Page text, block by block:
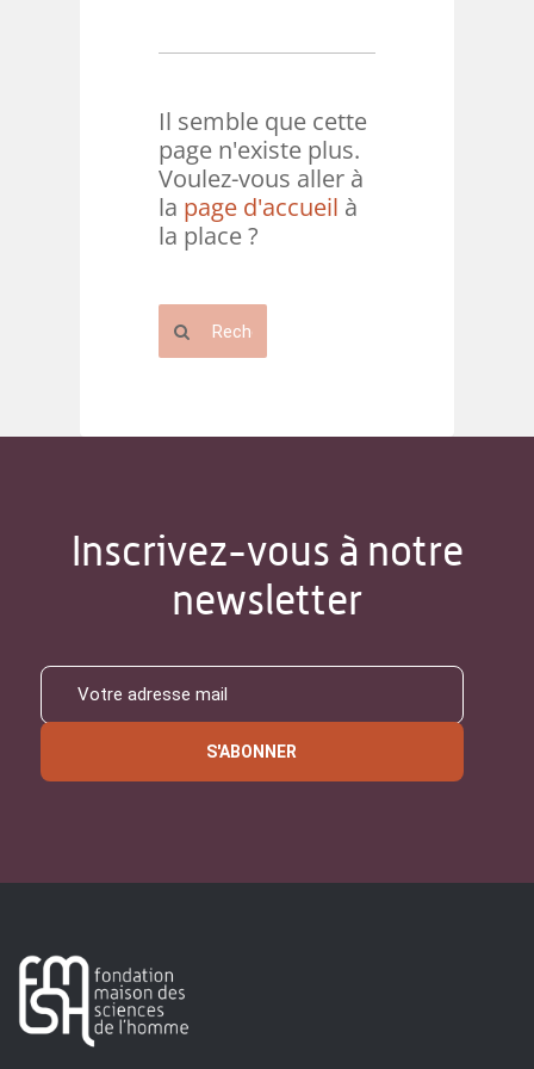
Il semble que cette
page n'existe plus.
Voulez-vous aller à
la page d'accueil à
la place ?
Inscrivez-vous à notre
newsletter
S'ABONNER